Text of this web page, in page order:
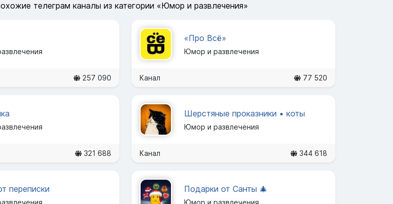
телеграм каналы из категории «Юмор и развлечения»
257 090
«Про Всё»
Юмор и развлечения
Канал 77 520
321 688
Шерстяные проказники • коты
Юмор и развлечения
Канал 344 618
переписки Подарки от Санты 🎄
Юмор и развлечения